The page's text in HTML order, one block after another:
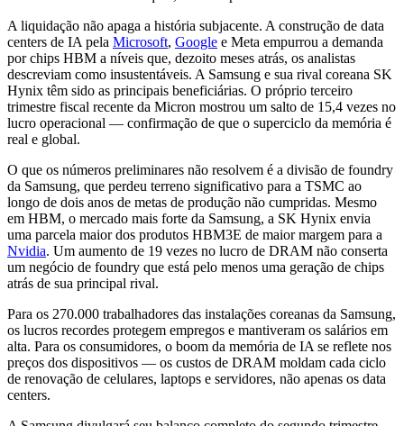
A liquidação não apaga a história subjacente. A construção de data
centers de IA pela Microsoft, Google e Meta empurrou a demanda
por chips HBM a níveis que, dezoito meses atrás, os analistas
descreviam como insustentáveis. A Samsung e sua rival coreana SK
Hynix têm sido as principais beneficiárias. O próprio terceiro
trimestre fiscal recente da Micron mostrou um salto de 15,4 vezes no
lucro operacional — confirmação de que o superciclo da memória é
real e global.
O que os números preliminares não resolvem é a divisão de foundry
da Samsung, que perdeu terreno significativo para a TSMC ao
longo de dois anos de metas de produção não cumpridas. Mesmo
em HBM, o mercado mais forte da Samsung, a SK Hynix envia
uma parcela maior dos produtos HBM3E de maior margem para a
Nvidia. Um aumento de 19 vezes no lucro de DRAM não conserta
um negócio de foundry que está pelo menos uma geração de chips
atrás de sua principal rival.
Para os 270.000 trabalhadores das instalações coreanas da Samsung,
os lucros recordes protegem empregos e mantiveram os salários em
alta. Para os consumidores, o boom da memória de IA se reflete nos
preços dos dispositivos — os custos de DRAM moldam cada ciclo
de renovação de celulares, laptops e servidores, não apenas os data
centers.